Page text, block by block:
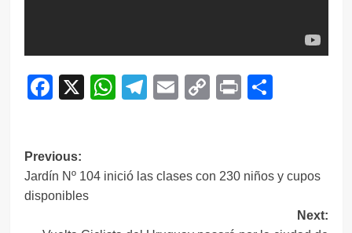
Facebook
X WhatsApp
Telegram
EmailCopy
Print
Navegación
de
entradas
Previous:
Jardín Nº 104 inició las clases con 230 niños y cupos
disponibles
Next: